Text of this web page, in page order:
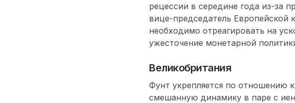
рецессии в середине года из-за
вице-председатель Европейской
необходимо отреагировать на
ужесточение монетарной
Великобритания
Фунт укрепляется по отношению
смешанную динамику в паре с